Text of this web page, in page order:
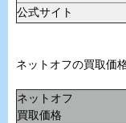
公式サイト
ネットオフの買取価
ネットオフ
買取価格